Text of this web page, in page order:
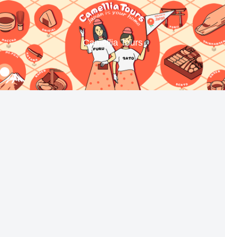
Camellia Tours